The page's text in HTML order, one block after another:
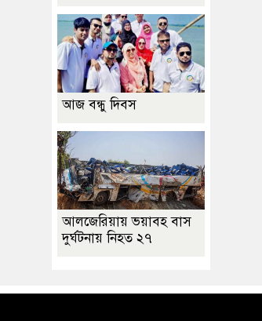
আজ বন্ধু দিবস
আলজেরিয়ায় ভয়াবহ বাস
দুর্ঘটনায় নিহত ২৭